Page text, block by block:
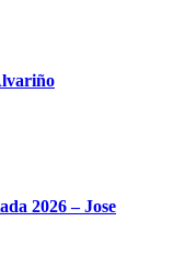
2026 – Jose